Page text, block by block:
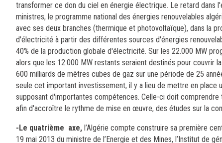
transformer ce don du ciel en énergie électrique. Le retard dans
ministres, le programme national des énergies renouvelables
avec ses deux branches (thermique et photovoltaïque), dans la
d'électricité à partir des différentes sources d'énergies
40% de la production globale d'électricité. Sur les 22.000 MW
alors que les 12.000 MW restants seraient destinés pour couvrir
600 milliards de mètres cubes de gaz sur une période de 25
seule cet important investissement, il y a lieu de mettre en place
supposant d'importantes compétences. Celle-ci doit
afin d'accroître le rythme de mise en œuvre, des études sur la
-Le quatrième axe, l’Algérie compte construire sa première
19 mai 2013 du ministre de l’Energie et des Mines, l’Institut de